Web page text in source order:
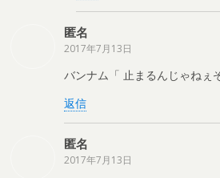
匿名
2017年7月13日
バンナム「 止まるんじゃねぇ
返信
匿名
2017年7月13日